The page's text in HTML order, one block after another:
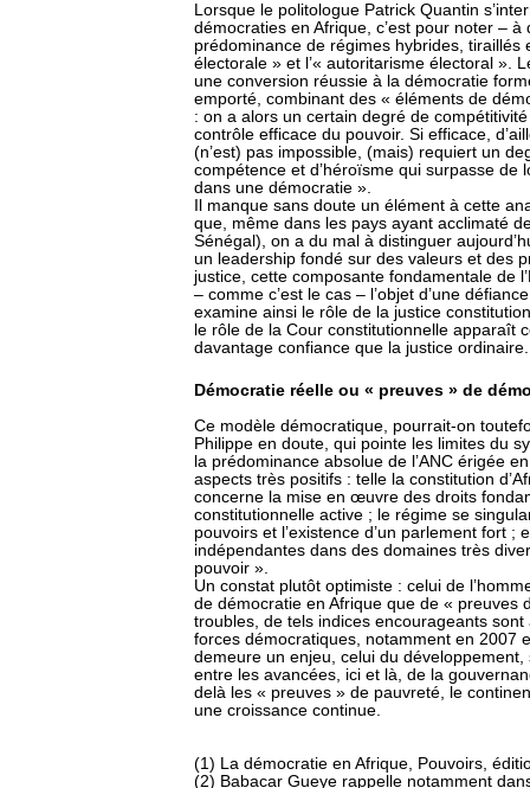
Lorsque le politologue Patrick Quantin
démocraties en Afrique, c’est pour noter – à
prédominance de régimes hybrides,
électorale » et l’« autoritarisme électoral ».
une conversion réussie à la démocratie
emporté, combinant des « éléments de
: on a alors un certain degré de
contrôle efficace du pouvoir. Si efficace,
(n’est) pas impossible, (mais) requiert un
compétence et d’héroïsme qui surpasse
dans une démocratie ».
Il manque sans doute un élément à cette
que, même dans les pays ayant acclimaté
Sénégal), on a du mal à distinguer
un leadership fondé sur des valeurs et des
justice, cette composante fondamentale de
– comme c’est le cas – l’objet d’une
examine ainsi le rôle de la justice
le rôle de la Cour constitutionnelle apparaît
davantage confiance que la justice ordinaire.
Démocratie réelle ou « preuves » de
Ce modèle démocratique, pourrait-on
Philippe en doute, qui pointe les limites du
la prédominance absolue de l’ANC érigée
aspects très positifs : telle la constitution
concerne la mise en œuvre des droits
constitutionnelle active ; le régime se
pouvoirs et l’existence d’un parlement fort ;
indépendantes dans des domaines très
pouvoir ».
Un constat plutôt optimiste : celui de
de démocratie en Afrique que de « preuves
troubles, de tels indices encourageants
forces démocratiques, notamment en 2007
demeure un enjeu, celui du développement,
entre les avancées, ici et là, de la
delà les « preuves » de pauvreté, le
une croissance continue.
(1) La démocratie en Afrique, Pouvoirs,
(2) Babacar Gueye rappelle notamment